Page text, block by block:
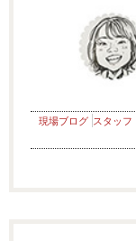
現場ブログ スタッフ